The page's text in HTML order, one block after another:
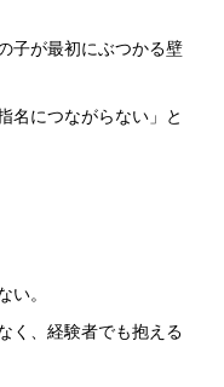
切なし！
子が最初にぶつかる壁
名につながらない」と
い。
く、経験者でも抱える